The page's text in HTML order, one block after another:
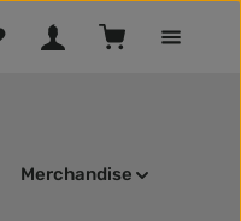
Du hast 0 Produkte auf dem
Merchandise